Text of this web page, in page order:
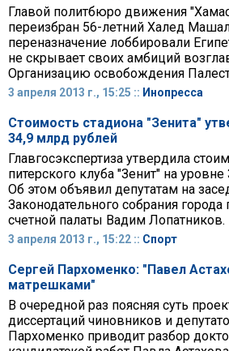
Главой политбюро движения
переизбран 56-летний Халед
переназначение лоббировали
не скрывает своих амбиций
Организацию освобождения
3 апреля 2013 г., 15:25 :: Инопресса
Стоимость стадиона "Зенита"
34,9 млрд рублей
Главгосэкспертиза утвердила
питерского клуба "Зенит" на
Об этом объявил депутатам на
Законодательного собрания
счетной палаты Вадим Лопатников.
3 апреля 2013 г., 15:22 :: Спорт
Сергей Пархоменко: "Павел
матрешками"
В очередной раз поясняя суть
диссертаций чиновников и
Пархоменко приводит разбор